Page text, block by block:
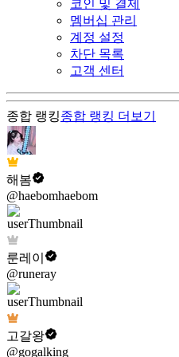
코인 및 결제
멤버십 관리
계정 설정
차단 목록
고객 센터
종합 랭킹종합 랭킹 더보기
해봄
@haebomhaebom
룬레이
@runeray
고갈왕
@gogalking